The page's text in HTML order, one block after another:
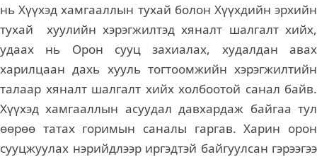
нь Хүүхэд хамгааллын тухай болон Хүүхдийн эрхийн
тухай хуулийн хэрэгжилтэд хяналт шалгалт хийх,
удаах нь Орон сууц захиалах, худалдан авах
харилцаан дахь хууль тогтоомжийн хэрэгжилтийн
талаар хяналт шалгалт хийх холбоотой санал байв.
Хүүхэд хамгааллын асуудал давхардаж байгаа тул
өөрөө татах горимын саналы гаргав. Харин орон
сууцжуулах нэрийдлээр иргэдтэй байгуулсан гэрээгээ